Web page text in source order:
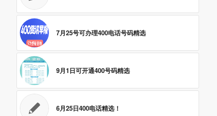
7月25号可办理400电话号码精选
9月1日可开通400号码精选
6月25日400电话精选！